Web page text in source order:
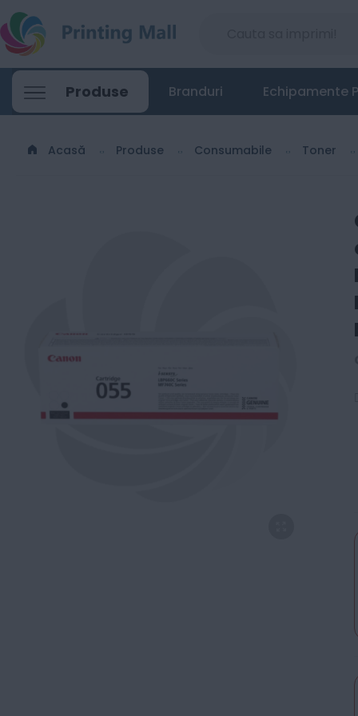
Produse Branduri Echipamente
Acasă Produse Consumabile Toner
Canon CRG-055BK Black - Toner original
329 00Lei